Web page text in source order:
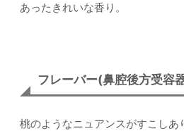
あったきれいな香り。
フレーバー(鼻腔後方受容
桃のようなニュアンスがすこしあ